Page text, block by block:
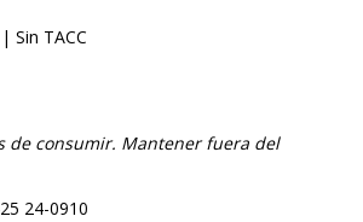
Sin TACC
de consumir. Mantener fuera del
24-0910